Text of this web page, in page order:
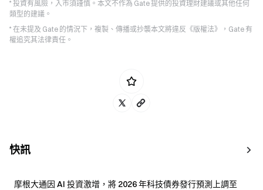
* 投資有風險，入市須謹慎。本文不作為 Gate 提供的投資理財建議或其他任何
類型的建議。
* 在未提及 Gate 的情況下，複製、傳播或抄襲本文將違反《版權法》，Gate 有
權追究其法律責任。
快訊
摩根大通因 AI 投資激增，將 2026 年科技債券發行預測上調至